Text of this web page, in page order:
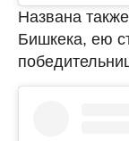
Названа
Бишкека, ею